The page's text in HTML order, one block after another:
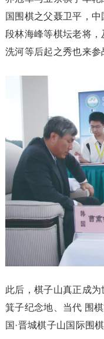
国围棋之父聂卫平，
段林海峰等棋坛老将
洗河等后起之秀也来参
此后，棋子山真正成
箕子纪念地、当代 围
国·晋城棋子山国际围